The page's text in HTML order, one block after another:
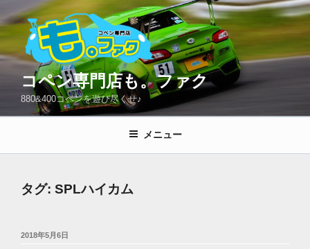
ン
テ
ン
プ
コペン専門店も。ファク
880&400コペンを遊び尽くせ♪
メニュー
タグ: SPLハイカム
投
2018年5月6日